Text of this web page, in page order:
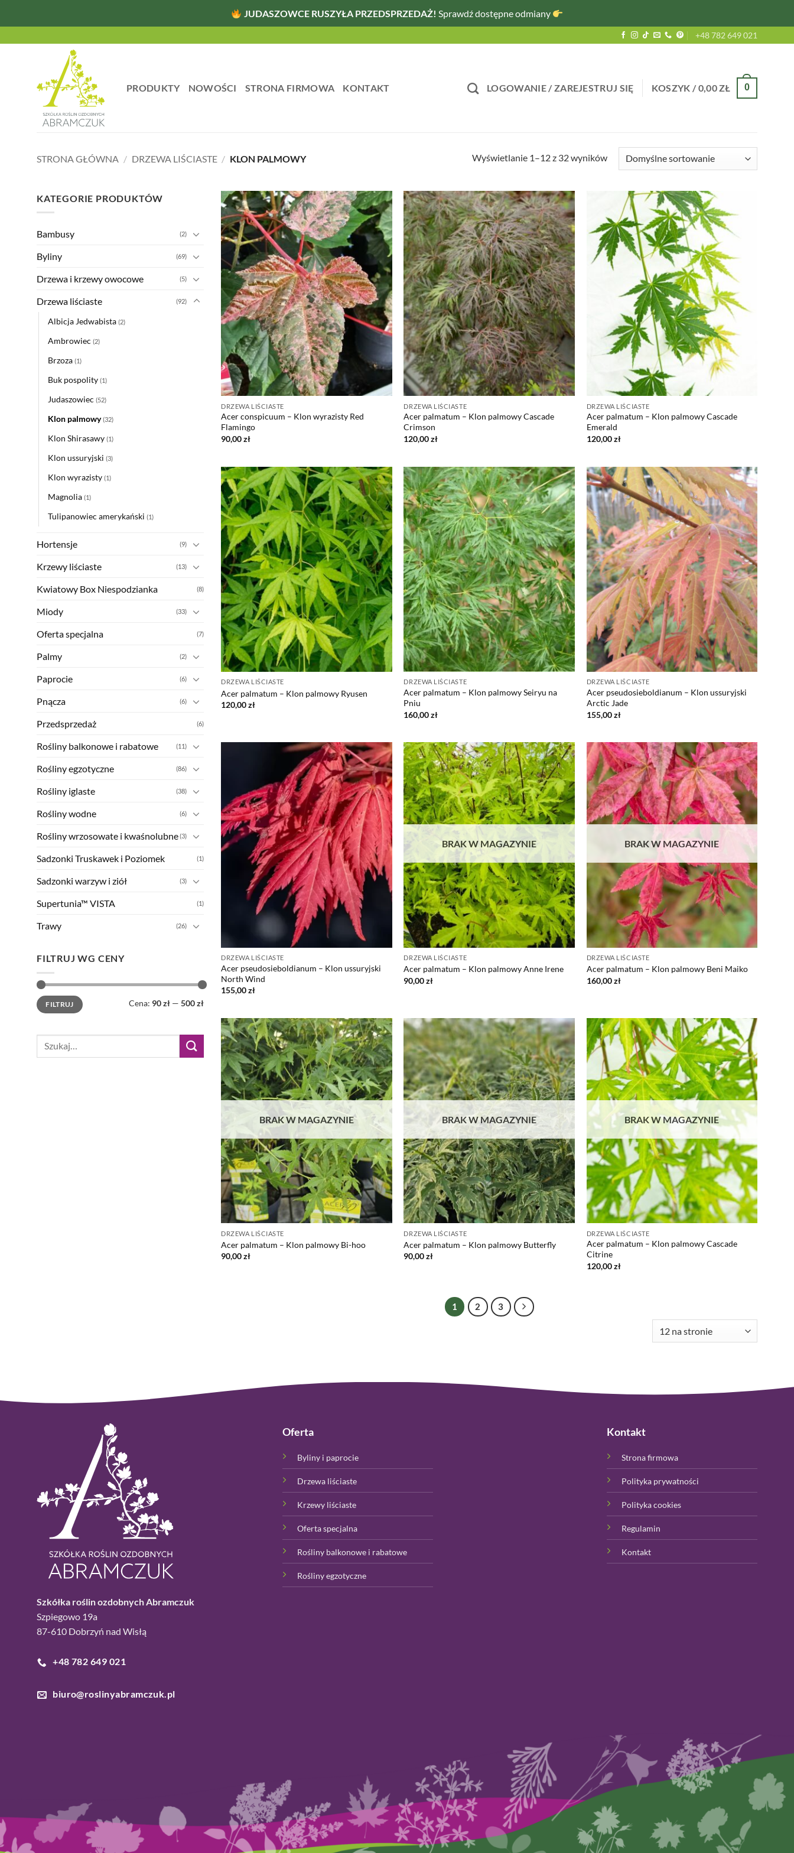
JUDASZOWCE RUSZYŁA PRZEDSPRZEDAŻ! Sprawdź dostępne odmiany
+48 782 649 021
PRODUKTY NOWOŚCI STRONA FIRMOWA KONTAKT LOGOWANIE / ZAREJESTRUJ SIĘ KOSZYK /0,00ZŁ 0
STRONA GŁÓWNA / DRZEWA LIŚCIASTE / KLON PALMOWY Wyświetlanie 1–12 z 32 wyników
KATEGORIE PRODUKTÓW
Bambusy (2)
Byliny (69)
Drzewa i krzewy owocowe (5)
Drzewa liściaste (92)
Albicja Jedwabista (2)
Ambrowiec (2)
Brzoza (1)
Buk pospolity (1)
Judaszowiec (52)
Klon palmowy (32)
Klon Shirasawy (1)
Klon ussuryjski (3)
Klon wyrazisty (1)
Magnolia (1)
Tulipanowiec amerykański (1)
Hortensje (9)
Krzewy liściaste (13)
Kwiatowy Box Niespodzianka (8)
Miody (33)
Oferta specjalna (7)
Palmy (2)
Paprocie (6)
Pnącza (6)
Przedsprzedaż (6)
Rośliny balkonowe i rabatowe (11)
Rośliny egzotyczne (86)
Rośliny iglaste (38)
Rośliny wodne (6)
Rośliny wrzosowate i kwaśnolubne(3)
Sadzonki Truskawek i Poziomek (1)
Sadzonki warzyw i ziół (3)
Supertunia™ VISTA (1)
Trawy (26)
FILTRUJ WG CENY
Cena
min
Cena
maxFILTRUJ Cena: 90 zł— 500 zł
Szukaj:
DRZEWA LIŚCIASTE
Acer conspicuum – Klon wyrazisty Red
Flamingo
90,00zł
DRZEWA LIŚCIASTE
Acer palmatum – Klon palmowy Cascade
Crimson
120,00zł
DRZEWA LIŚCIASTE
Acer palmatum – Klon palmowy Cascade
Emerald
120,00zł
DRZEWA LIŚCIASTE
Acer palmatum – Klon palmowy Ryusen
120,00zł
DRZEWA LIŚCIASTE
Acer palmatum – Klon palmowy Seiryu na
Pniu
160,00zł
DRZEWA LIŚCIASTE
Acer pseudosieboldianum – Klon ussuryjski
Arctic Jade
155,00zł
DRZEWA LIŚCIASTE
Acer pseudosieboldianum – Klon ussuryjski
North Wind
155,00zł
BRAK W MAGAZYNIE
DRZEWA LIŚCIASTE
Acer palmatum – Klon palmowy Anne Irene
90,00zł
BRAK W MAGAZYNIE
DRZEWA LIŚCIASTE
Acer palmatum – Klon palmowy Beni Maiko
160,00zł
BRAK W MAGAZYNIE
DRZEWA LIŚCIASTE
Acer palmatum – Klon palmowy Bi-hoo
90,00zł
BRAK W MAGAZYNIE
DRZEWA LIŚCIASTE
Acer palmatum – Klon palmowy Butterfly
90,00zł
BRAK W MAGAZYNIE
DRZEWA LIŚCIASTE
Acer palmatum – Klon palmowy Cascade
Citrine
120,00zł
1 2 3
Szkółka roślin ozdobnych Abramczuk
Szpiegowo 19a
87-610 Dobrzyń nad Wisłą
+48 782 649 021
biuro@roslinyabramczuk.pl
Oferta
Byliny i paprocie
Drzewa liściaste
Krzewy liściaste
Oferta specjalna
Rośliny balkonowe i rabatowe
Rośliny egzotyczne
Kontakt
Strona firmowa
Polityka prywatności
Polityka cookies
Regulamin
Kontakt